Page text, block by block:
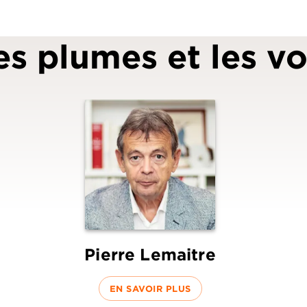
plumes et les
Pierre Lemaitre
EN SAVOIR PLUS